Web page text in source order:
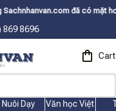
đã có mặt hơn 200
869 8696
Cart
Nuôi Dạy
Văn học Việt